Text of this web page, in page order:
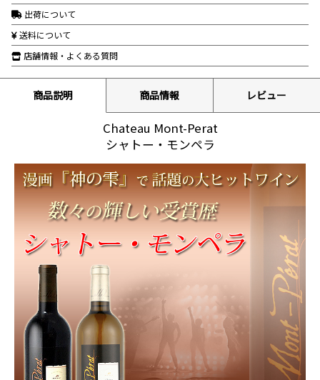
出荷について
送料について
店舗情報・よくある質問
商品説明 商品情報 レビュー
Chateau Mont-Perat
シャトー・モンペラ